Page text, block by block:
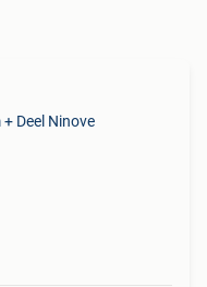
Deel Ninove